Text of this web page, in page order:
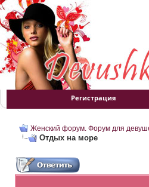
Регистрация
Женский форум. Форум для
Отдых на море